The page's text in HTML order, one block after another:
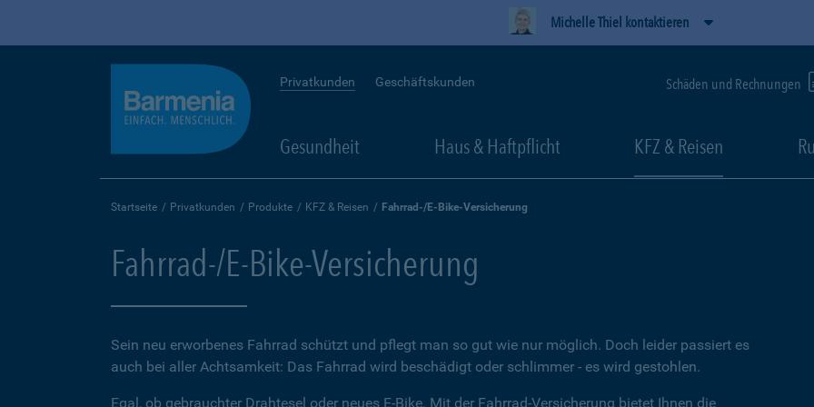
Michelle Thiel kontaktieren
Privatkunden Geschäftskunden Schäden und Rechnungen
Gesundheit Haus & Haftpflicht KFZ & Reisen
Startseite Privatkunden Produkte KFZ & Reisen Fahrrad-/E-Bike-Versicherung
Fahrrad-/E-Bike-Versicherung
Sein neu erworbenes Fahrrad schützt und pflegt man so gut wie nur möglich. Doch leider passiert es
auch bei aller Achtsamkeit: Das Fahrrad wird beschädigt oder schlimmer - es wird gestohlen.
Egal, ob gebrauchter Drahtesel oder neues E-Bike. Mit der Fahrrad-Versicherung bietet Ihnen die